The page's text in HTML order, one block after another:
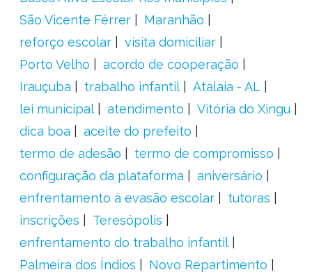
São Vicente Férrer
Maranhão
reforço escolar
visita domiciliar
Porto Velho
acordo de cooperação
Irauçuba
trabalho infantil
Atalaia - AL
lei municipal
atendimento
Vitória do Xingu
dica boa
aceite do prefeito
termo de adesão
termo de compromisso
configuração da plataforma
aniversário
enfrentamento à evasão escolar
tutoras
inscrições
Teresópolis
enfrentamento do trabalho infantil
Palmeira dos Índios
Novo Repartimento